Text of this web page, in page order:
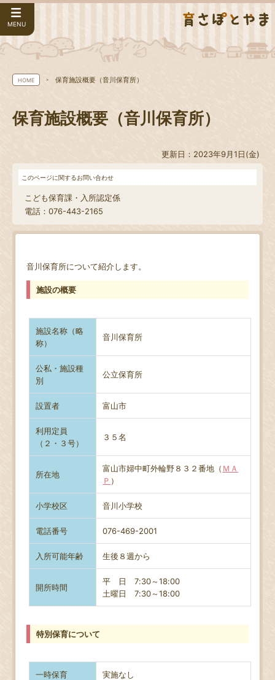
MENU
HOME 保育施設概要（音川保育所）
保育施設概要（音川保育所）
更新日：2023年9月1日(金)
このページに関するお問い合わせ
こども保育課・入所認定係
電話：076-443-2165
音川保育所について紹介します。
施設の概要
施設名称（略
称）
音川保育所
公私・施設種
別
公立保育所
設置者 富山市
利用定員
（２・３号）
３５名
所在地
富山市婦中町外輪野８３２番地（ ＭＡ
Ｐ ）
小学校区 音川小学校
電話番号 076-469-2001
入所可能年齢 生後８週から
開所時間
平 日 7:30～18:00
土曜日7:30～18:00
特別保育について
一時保育 実施なし